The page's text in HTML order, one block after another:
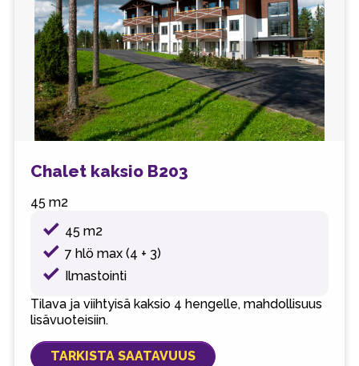
Chalet kaksio B203
45 m2
45 m2
7 hlö max (4 + 3)
Ilmastointi
Tilava ja viihtyisä kaksio 4 hengelle, mahdollisuus
lisävuoteisiin.
TARKISTA SAATAVUUS